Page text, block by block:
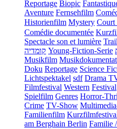
Reportage Biopic
Aventure Fernsehfilm
Historienfilm Mystery Court
Comédie documentée
Spectacle son et lumière
קומדיה Young-Fiction-Serie
Musikfilm
Doku Reportage Science
Lichtspektakel sdf Drama
Filmfestival Western Festival
Spielfilm Genres Horror-
Crime TV-Show
Familienfilm
am Berghain Berlin Familie